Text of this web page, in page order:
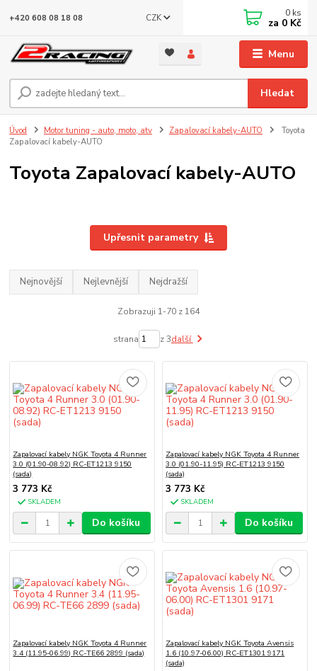
Menu
CZK
Hledat
+420 608 08 18 08 0 ks
za 0 Kč
Úvod Motor tuning - auto, moto, atv Zapalovací kabely-AUTO
Toyota
Zapalovací kabely-AUTO
Toyota Zapalovací kabely-AUTO
Upřesnit parametry
Nejnovější Nejlevnější Nejdražší
Zobrazuji 1-70 z 164
strana z 3další
Zapalovací kabely NGK Toyota 4 Runner
3.0 (01.90-08.92) RC-ET1213 9150
(sada)
3 773 Kč
SKLADEM
Do košíku
Zapalovací kabely NGK Toyota 4 Runner
3.0 (01.90-11.95) RC-ET1213 9150
(sada)
3 773 Kč
SKLADEM
Do košíku
Zapalovací kabely NGK Toyota 4 Runner
3.4 (11.95-06.99) RC-TE66 2899 (sada)
Zapalovací kabely NGK Toyota Avensis
1.6 (10.97-06.00) RC-ET1301 9171
(sada)